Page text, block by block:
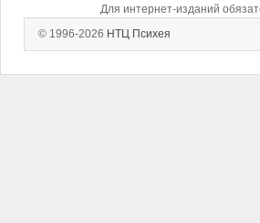
Для интернет-изданий
© 1996-2026 НТЦ Психея